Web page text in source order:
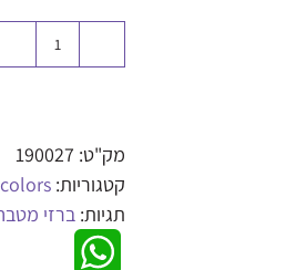
מק"ט: 190027
קטגוריות:
תגיות: ברזי